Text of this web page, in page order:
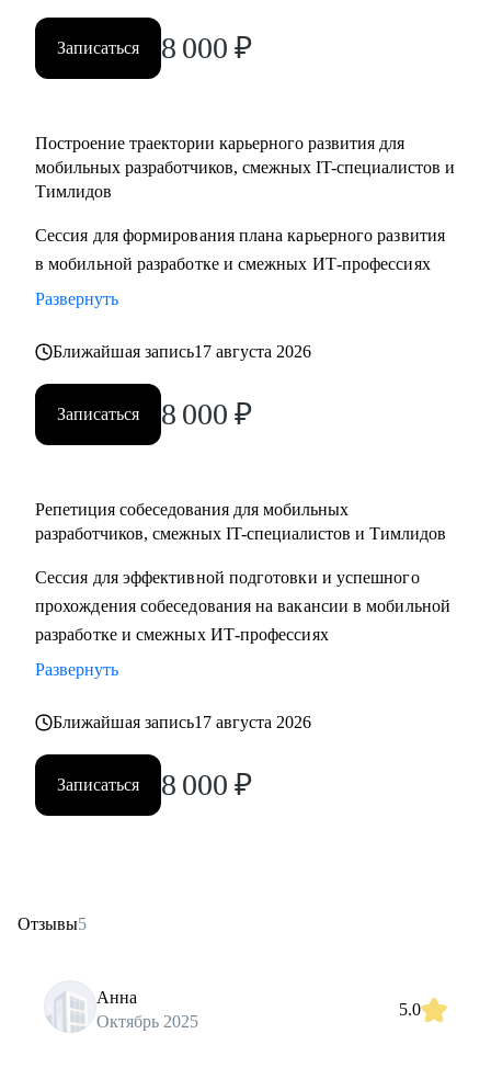
менеджерам
• Тестировщикам, аналитикам, Data-инженерам, backend- и
frontend-разработчикам
Записаться 8 000 ₽
Построение траектории карьерного развития для
мобильных разработчиков, смежных IT-специалистов и
Тимлидов
Сессия для формирования плана карьерного развития
в мобильной разработке и смежных ИТ-профессиях
Развернуть
Ближайшая запись17 августа 2026
Записаться 8 000 ₽
Репетиция собеседования для мобильных
разработчиков, смежных IT-специалистов и Тимлидов
Сессия для эффективной подготовки и успешного
прохождения собеседования на вакансии в мобильной
разработке и смежных ИТ-профессиях
Развернуть
Ближайшая запись17 августа 2026
Записаться 8 000 ₽
Отзывы5
Анна
Октябрь 2025
5.0